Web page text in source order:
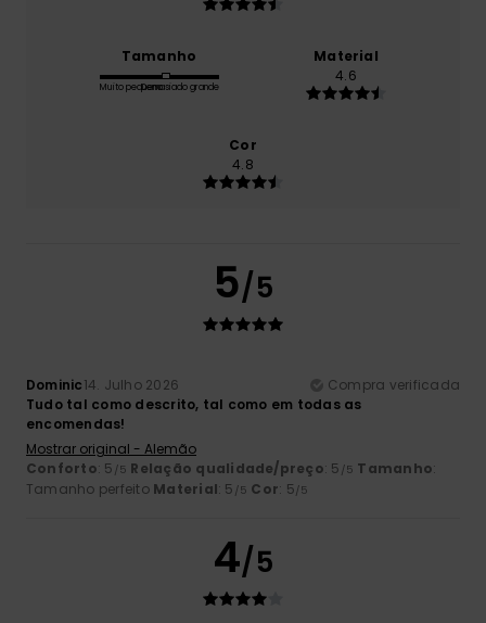
Tamanho
Muito pequenoDemasiado grande
Material
4.6
Cor
4.8
5/5
Dominic14. Julho 2026
Compra verificada
Tudo tal como descrito, tal como em todas as
encomendas!
Mostrar original - Alemão
Conforto: 5 /5 Relação qualidade/preço: 5 /5 Tamanho:
Tamanho perfeito Material: 5 /5 Cor: 5/5
4/5